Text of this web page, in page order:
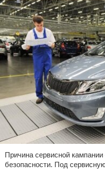
Причина сервисной
безопасности. Под